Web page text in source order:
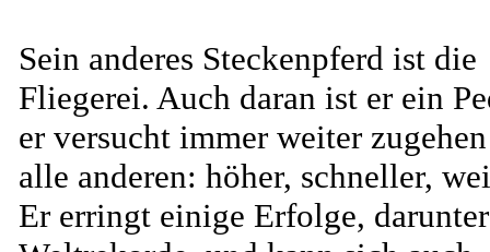
Sein anderes Steckenpferd ist die
Fliegerei. Auch daran ist er ein
er versucht immer weiter
alle anderen: höher, schneller,
Er erringt einige Erfolge, darunter